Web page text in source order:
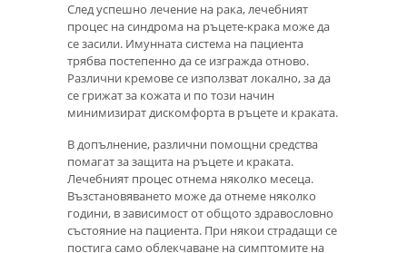
След успешно лечение на рака, лечебният
процес на синдрома на ръцете-крака може да
се засили. Имунната система на пациента
трябва постепенно да се изгражда отново.
Различни кремове се използват локално, за да
се грижат за кожата и по този начин
минимизират дискомфорта в ръцете и краката.
В допълнение, различни помощни средства
помагат за защита на ръцете и краката.
Лечебният процес отнема няколко месеца.
Възстановяването може да отнеме няколко
години, в зависимост от общото здравословно
състояние на пациента. При някои страдащи се
постига само облекчаване на симптомите на